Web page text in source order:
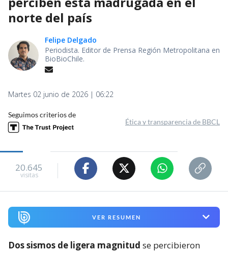
norte del país
Felipe Delgado
Periodista. Editor de Prensa Región Metropolitana en
BioBioChile.
Martes 02 junio de 2026 | 06:22
Seguimos criterios de
Ética y transparencia de BBCL
20.645
visitas
VER RESUMEN
Dos sismos de ligera magnitud se percibieron